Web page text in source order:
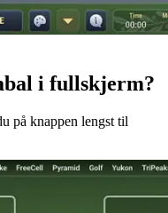
i fullskjerm?
på knappen lengst til